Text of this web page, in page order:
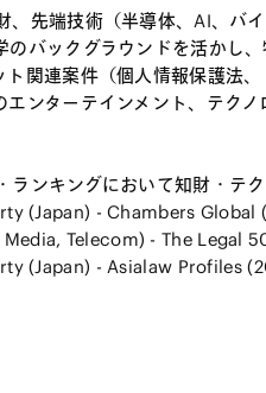
、先端技術（半導体、AI、バ
のバックグラウンドを活かし
ト関連案件（個人情報保護法
エンターテインメント、テク
ンキングにおいて知財・テ
(Japan) - Chambers Global
Media, Telecom) - The Legal
(Japan) - Asialaw Profiles